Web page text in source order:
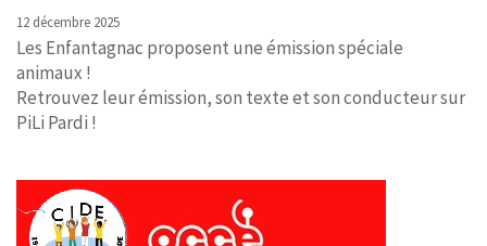
12 décembre 2025
Les Enfantagnac proposent une émission spéciale
animaux !
Retrouvez leur émission, son texte et son conducteur sur
PiLi Pardi !